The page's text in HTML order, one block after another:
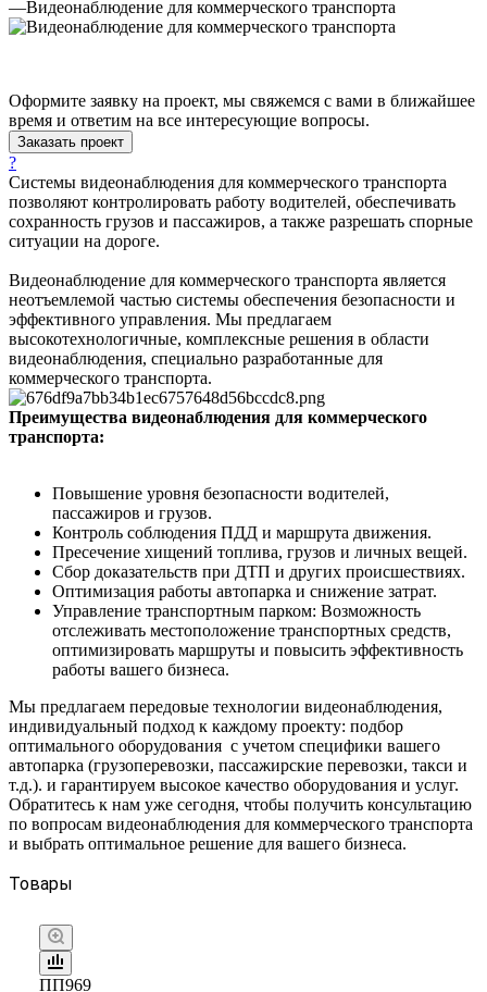
—Видеонаблюдение для коммерческого транспорта
Оформите заявку на проект, мы свяжемся с вами в ближайшее
время и ответим на все интересующие вопросы.
Заказать проект
?
Системы видеонаблюдения для коммерческого транспорта
позволяют контролировать работу водителей, обеспечивать
сохранность грузов и пассажиров, а также разрешать спорные
ситуации на дороге.
Видеонаблюдение для коммерческого транспорта является
неотъемлемой частью системы обеспечения безопасности и
эффективного управления. Мы предлагаем
высокотехнологичные, комплексные решения в области
видеонаблюдения, специально разработанные для
коммерческого транспорта.
Преимущества видеонаблюдения для коммерческого
транспорта:
Повышение уровня безопасности водителей,
пассажиров и грузов.
Контроль соблюдения ПДД и маршрута движения.
Пресечение хищений топлива, грузов и личных вещей.
Сбор доказательств при ДТП и других происшествиях.
Оптимизация работы автопарка и снижение затрат.
Управление транспортным парком: Возможность
отслеживать местоположение транспортных средств,
оптимизировать маршруты и повысить эффективность
работы вашего бизнеса.
Мы предлагаем передовые технологии видеонаблюдения,
индивидуальный подход к каждому проекту: подбор
оптимального оборудования с учетом специфики вашего
автопарка (грузоперевозки, пассажирские перевозки, такси и
т.д.). и гарантируем высокое качество оборудования и услуг.
Обратитесь к нам уже сегодня, чтобы получить консультацию
по вопросам видеонаблюдения для коммерческого транспорта
и выбрать оптимальное решение для вашего бизнеса.
Товары
ПП969